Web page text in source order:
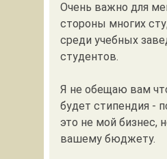
Очень важно для
стороны многих
среди учебных
студентов.
Я не обещаю вам
будет стипендия -
это не мой бизнес,
вашему бюджету.